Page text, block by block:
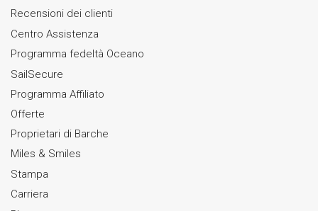
Recensioni dei clienti
Centro Assistenza
Programma fedeltà Oceano
SailSecure
Programma Affiliato
Offerte
Proprietari di Barche
Miles & Smiles
Stampa
Carriera